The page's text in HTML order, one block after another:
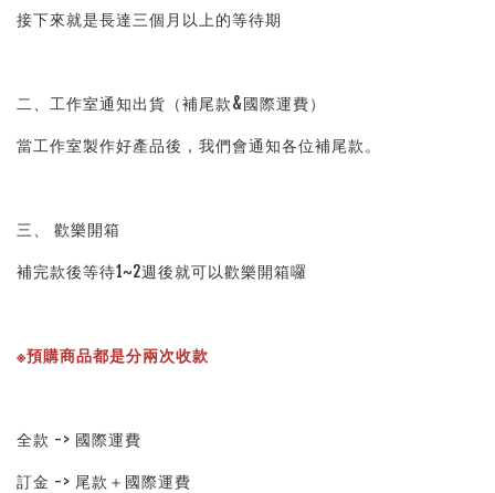
接下來就是長達三個月以上的等待期
二、工作室通知出貨（補尾款&國際運費）
當工作室製作好產品後，我們會通知各位補尾款。
三、 歡樂開箱
補完款後等待1~2週後就可以歡樂開箱囉
※預購商品都是分兩次收款
全款 -> 國際運費
訂金 -> 尾款＋國際運費